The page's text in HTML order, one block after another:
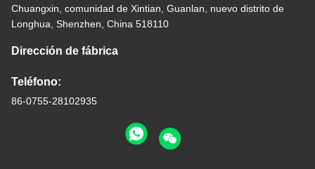
Chuangxin, comunidad de Xintian, Guanlan, nuevo distrito de
Longhua, Shenzhen, China 518110
Dirección de fábrica
Teléfono:
86-0755-28102935